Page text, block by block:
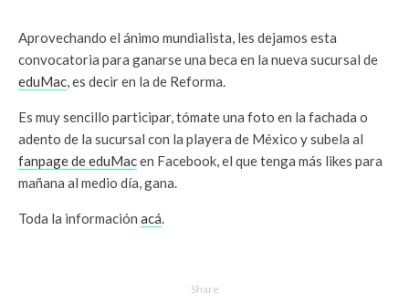
Aprovechando el ánimo mundialista, les dejamos esta
convocatoria para ganarse una beca en la nueva sucursal de
eduMac, es decir en la de Reforma.
Es muy sencillo participar, tómate una foto en la fachada o
adento de la sucursal con la playera de México y subela al
fanpage deeduMacen Facebook, el que tenga más likes para
mañana al medio día, gana.
Toda la información acá.
Share